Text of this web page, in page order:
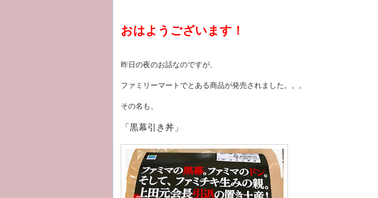
おはようございます！
昨日の夜のお話なのですが、
ファミリーマートでとある商品が発売されました。。。
その名も、
「黒幕引き丼」